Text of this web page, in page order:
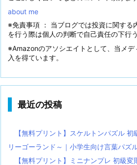
about me
※免責事項 ： 当ブログでは投資に関する
を行う際は個人の判断で自己責任の下行
※Amazonのアソシエイトとして、当メデ
入を得ています。
最近の投稿
【無料プリント】スケルトンパズル
リーゴーランド～｜小学生向け言葉パズ
【無料プリント】ミニナンプレ 初級